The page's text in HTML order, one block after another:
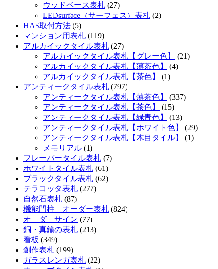
ウッドベース表札 (27)
LEDsurface（サーフェス）表札 (2)
HAS取付方法 (5)
マンション用表札 (119)
アルカイックタイル表札 (27)
アルカイックタイル表札【グレー色】
(21)
アルカイックタイル表札【薄茶色】
(4)
アルカイックタイル表札【茶色】
(1)
アンティークタイル表札 (797)
アンティークタイル表札【薄茶色】
(337)
アンティークタイル表札【茶色】
(15)
アンティークタイル表札【緑青色】
(13)
アンティークタイル表札【ホワイト色】
(29)
アンティークタイル表札【木目タイル】
(1)
メモリアル (1)
フレーバータイル表札 (7)
ホワイトタイル表札 (61)
ブラックタイル表札 (62)
テラコッタ表札 (277)
自然石表札 (87)
機能門柱 オーダー表札 (824)
オーダーサイン (77)
銅・真鍮の表札 (213)
看板 (349)
創作表札 (199)
ガラスレンガ表札 (22)